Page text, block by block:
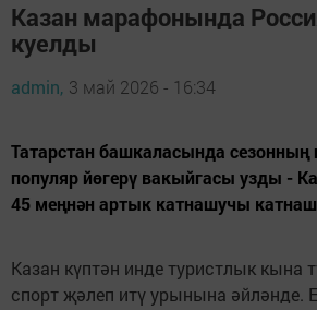
Казан марафонында
куелды
admin, 3 май 2026 - 16:34
Татарстан башкаласында сезонның
популяр йөгерү вакыйгасы узды -
45 меңнән артык катнашучы
Казан күптән инде туристлык кына
спорт җәлеп итү урынына әйләнде.